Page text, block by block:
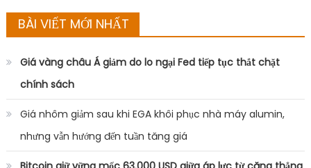
BÀI VIẾT MỚI NHẤT
Giá vàng châu Á giảm do lo ngại Fed tiếp tục thắt chặt
chính sách
Giá nhôm giảm sau khi EGA khôi phục nhà máy alumin,
nhưng vẫn hướng đến tuần tăng giá